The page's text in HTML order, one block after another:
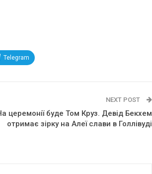
Telegram
NEXT POST
церемонії буде Том Круз. Девід Бекхем
отримає зірку на Алеї слави в Голлівуді